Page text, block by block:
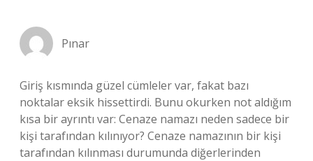
Pınar
Giriş kısmında güzel cümleler var, fakat bazı
noktalar eksik hissettirdi. Bunu okurken not aldığım
kısa bir ayrıntı var: Cenaze namazı neden sadece bir
kişi tarafından kılınıyor? Cenaze namazının bir kişi
tarafından kılınması durumunda diğerlerinden